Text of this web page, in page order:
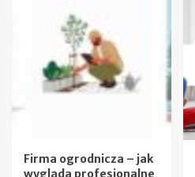
Firma ogrodnicza – jak
wygląda profesjonalne